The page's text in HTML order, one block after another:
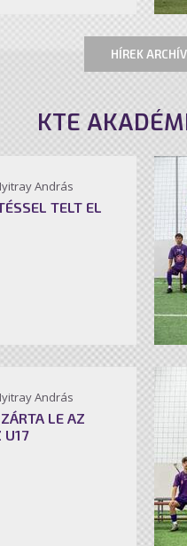
HÍREK
KTE
András
TELT EL
András
LE AZ
U17